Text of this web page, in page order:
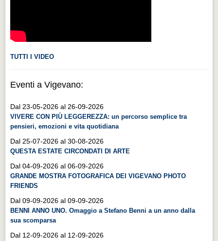
TUTTI I VIDEO
Eventi a Vigevano:
Dal 23-05-2026 al 26-09-2026
VIVERE CON PIÙ LEGGEREZZA: un percorso semplice tra
pensieri, emozioni e vita quotidiana
Dal 25-07-2026 al 30-08-2026
QUESTA ESTATE CIRCONDATI DI ARTE
Dal 04-09-2026 al 06-09-2026
GRANDE MOSTRA FOTOGRAFICA DEI VIGEVANO PHOTO
FRIENDS
Dal 09-09-2026 al 09-09-2026
BENNI ANNO UNO. Omaggio a Stefano Benni a un anno dalla
sua scomparsa
Dal 12-09-2026 al 12-09-2026